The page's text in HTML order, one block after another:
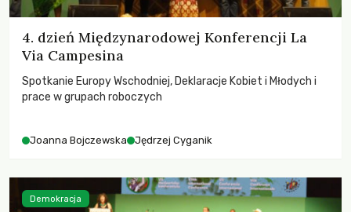
4. dzień Międzynarodowej Konferencji La
Via Campesina
Spotkanie Europy Wschodniej, Deklaracje Kobiet i Młodych i
prace w grupach roboczych
Joanna Bojczewska Jędrzej Cyganik
Demokracja